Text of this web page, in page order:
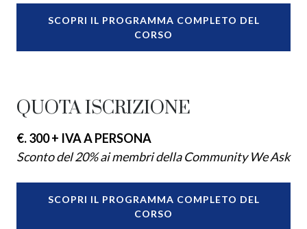
SCOPRI IL PROGRAMMA COMPLETO DEL
CORSO
QUOTA ISCRIZIONE
€. 300 + IVA A PERSONA
Sconto del 20% ai membri della Community We Ask
SCOPRI IL PROGRAMMA COMPLETO DEL
CORSO